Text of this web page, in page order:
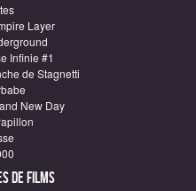
Layer
Infinie #1
de Stagnetti
New Day
de Films